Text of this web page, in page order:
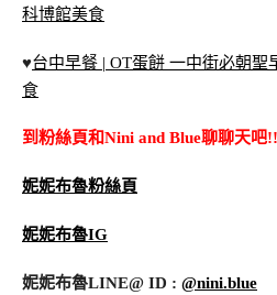
科博館美食
♥台中早餐 | OT蛋餅 一中街必朝
食
到粉絲頁和Nini and Blue聊聊天吧
妮妮布魯粉絲頁
妮妮布魯IG
妮妮布魯LINE@ ID : @nini.blue